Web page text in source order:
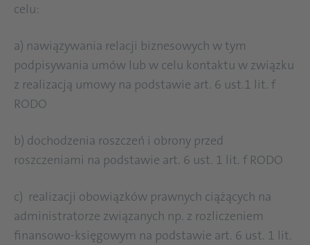
celu:
a) nawiązywania relacji biznesowych w tym
podpisywania umów lub w celu kontaktu w związku
z realizacją umowy na podstawie art. 6 ust.1 lit. f
RODO
b) dochodzenia roszczeń i obrony przed
roszczeniami na podstawie art. 6 ust. 1 lit. f RODO
c) realizacji obowiązków prawnych ciążących na
administratorze związanych np. z rozliczeniem
finansowo-księgowym na podstawie art. 6 ust. 1 lit.